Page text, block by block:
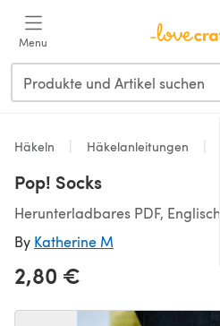
Menu
Häkeln Häkelanleitungen
Pop! Socks
Herunterladbares PDF, Englisch
By Katherine M
2,80 €